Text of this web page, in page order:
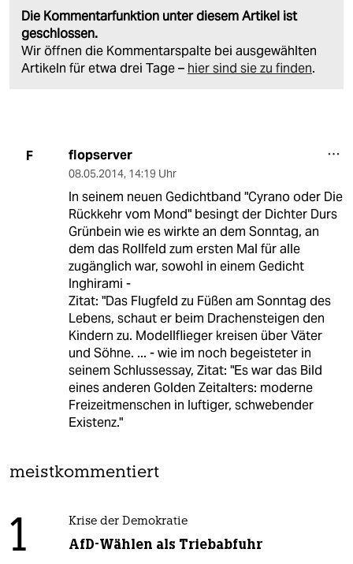
Die Kommentarfunktion unter diesem Artikel ist
geschlossen.
Wir öffnen die Kommentarspalte bei ausgewählten
Artikeln für etwa drei Tage – hier sind sie zu finden.
F flopserver
08.05.2014, 14:19 Uhr
In seinem neuen Gedichtband "Cyrano oder Die
Rückkehr vom Mond" besingt der Dichter Durs
Grünbein wie es wirkte an dem Sonntag, an
dem das Rollfeld zum ersten Mal für alle
zugänglich war, sowohl in einem Gedicht
Inghirami -
Zitat: "Das Flugfeld zu Füßen am Sonntag des
Lebens, schaut er beim Drachensteigen den
Kindern zu. Modellflieger kreisen über Väter
und Söhne. ... - wie im noch begeisteter in
seinem Schlussessay, Zitat: "Es war das Bild
eines anderen Golden Zeitalters: moderne
Freizeitmenschen in luftiger, schwebender
Existenz."
meistkommentiert
1 Krise der Demokratie
AfD-Wählen als Triebabfuhr